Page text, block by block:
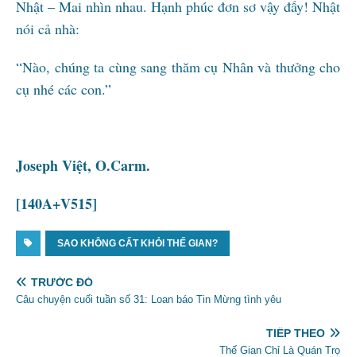
Nhật – Mai nhìn nhau. Hạnh phúc đơn sơ vậy đấy! Nhật
nói cả nhà:
“Nào, chúng ta cùng sang thăm cụ Nhân và thưởng cho
cụ nhé các con.”
Joseph Việt, O.Carm.
[140A+V515]
SAO KHÔNG CẤT KHỎI THẾ GIAN?
TRƯỚC ĐÓ
Câu chuyện cuối tuần số 31: Loan báo Tin Mừng tình yêu
TIẾP THEO
Thế Gian Chỉ Là Quán Trọ